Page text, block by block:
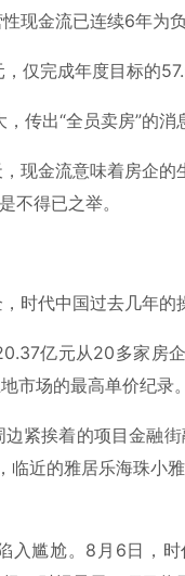
现金流已连续6年为负
仅完成年度目标的
传出“全员卖房”的消
现金流意味着房企
不得已之举。
时代中国过去几年的
亿元从20多家房
市场的最高单价纪录。
紧挨着的项目金融
近的雅居乐海珠小
入尴尬。8月6日，